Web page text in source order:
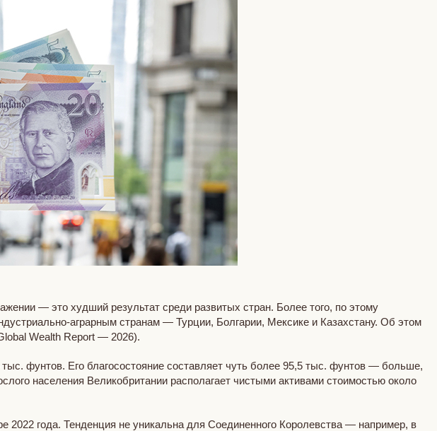
— это худший результат среди развитых стран. Более того, по этому
аграрным странам — Турции, Болгарии, Мексике и Казахстану. Об этом
Wealth Report — 2026).
фунтов. Его благосостояние составляет чуть более 95,5 тыс. фунтов — больше,
населения Великобритании располагает чистыми активами стоимостью около
2022 года. Тенденция не уникальна для Соединенного Королевства — например, в